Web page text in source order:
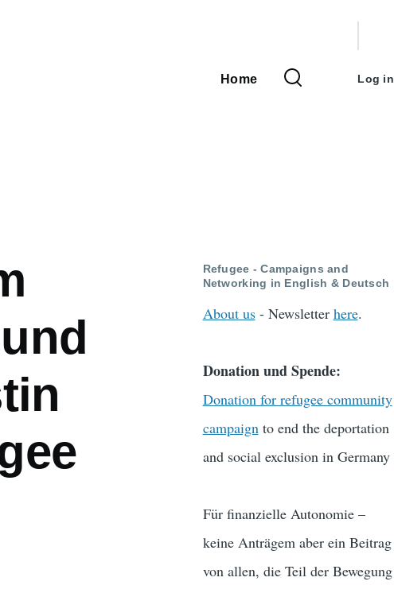
Main
Home
menu
Log in
Refugee - Campaigns and
Networking in English & Deutsch
About us- Newsletter here.
Donation und Spende:
Donation for refugee community
campaignto end the deportation
and social exclusion in Germany
Für finanzielle Autonomie –
keine Anträgem aber ein Beitrag
von allen, die Teil der Bewegung